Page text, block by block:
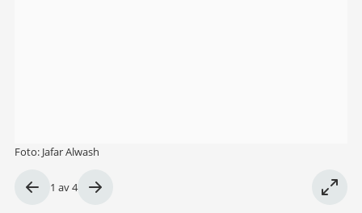
Bild
1 av4
Foto: Jafar Alwash